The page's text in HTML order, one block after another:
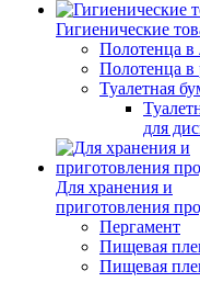
Гигиенические
Полотенца в
Полотенца в
Туалетная
для
Для хранения и
приготовления
Пергамент
Пищевая
Пищевая